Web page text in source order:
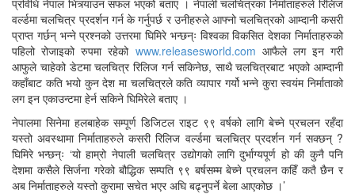
वर्ल्डमा चलचित्र प्रदर्शन गर्न के गर्नुपर्छ र उनीहरुले आफ्नो चलचित्रको आम्दानी कसरी
प्राप्त गर्छन् भन्ने प्रश्नको उत्तरमा घिमिरे भन्छन्ः विश्वका विकसित देशका निर्माताहरुको
पहिलो रोजाइको रुपमा रहेको www.releasesworld.com आफैले लग इन गरी
आफुले चाहेको डेटमा चलचित्र रिलिज गर्न सकिनेछ, साथै चलचित्रबाट भएको आम्दानी
कहाँबाट कति भयो कुन देश मा चलचित्रले कति व्यापार गर्यो भन्ने कुरा स्वयंम निर्माताको
लग इन एकाउन्टमा हेर्न सकिने घिमिरेले बताए ।
नेपालमा सिनेमा हलबाहेक सम्पूर्ण डिजिटल राइट ९९ वर्षको लागि बेच्ने प्रचलन रहँदा
यस्तो अवस्थामा निर्माताहरुले कसरी रिलिज वर्ल्डमा चलचित्र प्रदर्शन गर्न सक्छन् ?
घिमिरे भन्छन्ः ‘यो हाम्रो नेपाली चलचित्र उद्योगको लागि दुर्भाग्यपूर्ण हो की कुनै पनि
देशमा कसैले सिर्जना गरेको बौद्धिक सम्पति ९९ बर्षसम्म बेच्ने प्रचलन कहिँ कतै छैन र
अब निर्माताहरुले यस्तो कुरामा सचेत भएर अघि बढ्नुपर्ने बेला आएकोछ ।’